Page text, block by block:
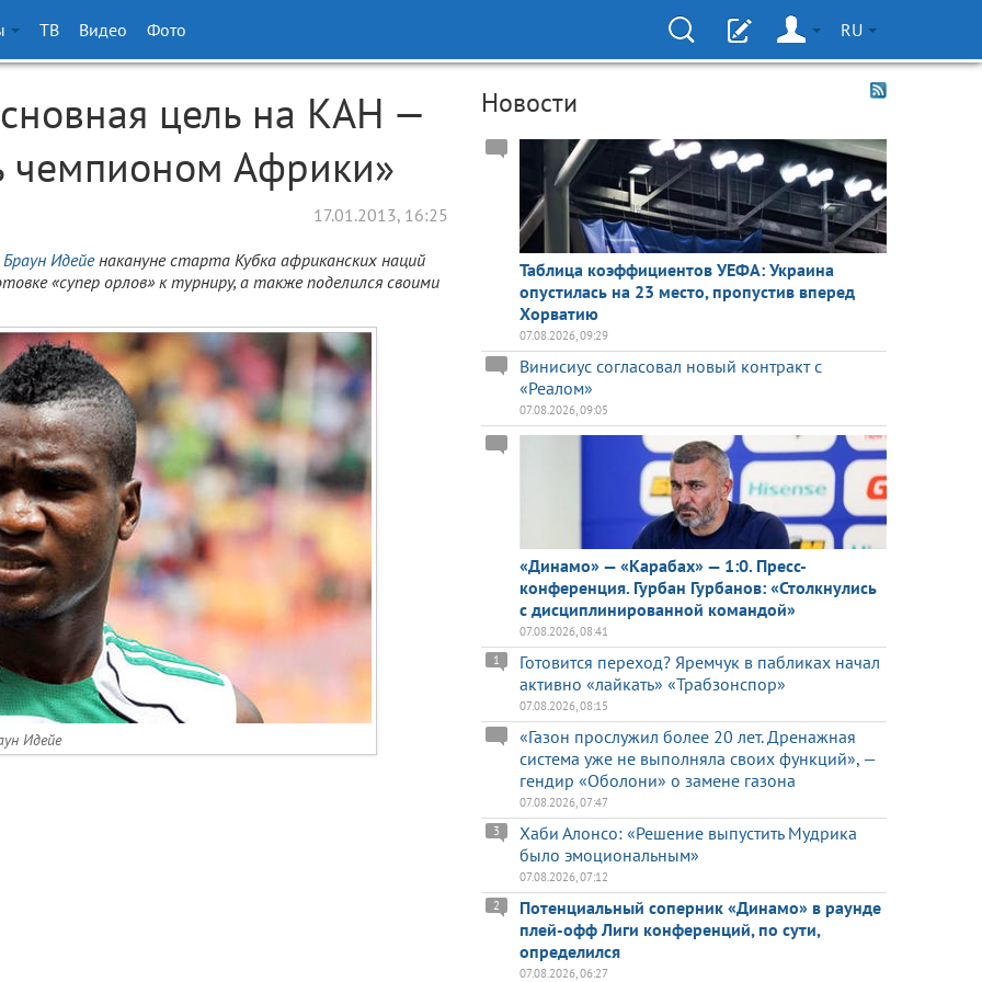
ТВ Видео Фото RU
цель на КАН —
чемпионом Африки»
17.01.2013, 16:25
Браун Идейенакануне старта Кубка африканских наций
«супер орлов» к турниру, а также поделился своими
Идейе
Новости
Таблица коэффициентов УЕФА: Украина
опустилась на 23 место, пропустив вперед
Хорватию
07.08.2026, 09:29
Винисиус согласовал новый контракт с
«Реалом»
07.08.2026, 09:05
«Динамо» — «Карабах» — 1:0. Пресс-
конференция. Гурбан Гурбанов: «Столкнулись
с дисциплинированной командой»
07.08.2026, 08:41
Готовится переход? Яремчук в пабликах начал
активно «лайкать» «Трабзонспор»
1
07.08.2026, 08:15
«Газон прослужил более 20 лет. Дренажная
система уже не выполняла своих функций», —
гендир «Оболони» о замене газона
07.08.2026, 07:47
Хаби Алонсо: «Решение выпустить Мудрика
было эмоциональным»
3
07.08.2026, 07:12
Потенциальный соперник «Динамо» в раунде
плей-офф Лиги конференций, по сути,
определился
2
07.08.2026, 06:27